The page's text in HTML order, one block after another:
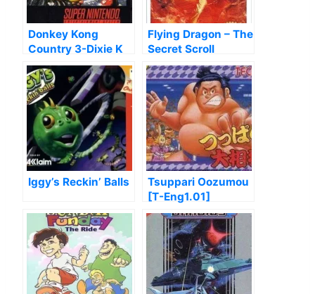
Donkey Kong
Country 3-Dixie K
Double Trouble
Flying Dragon – The
Secret Scroll
Iggy’s Reckin’ Balls
Tsuppari Oozumou
[T-Eng1.01]